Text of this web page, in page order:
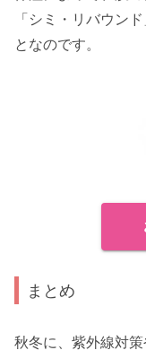
「シミ・リバウン
となのです。
まとめ
秋冬に、紫外線対